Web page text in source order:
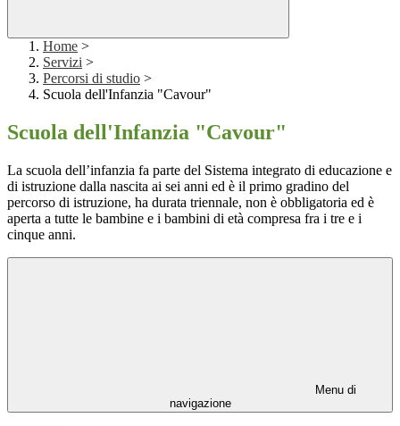
Home >
Servizi >
Percorsi di studio >
Scuola dell'Infanzia "Cavour"
Scuola dell'Infanzia "Cavour"
La scuola dell’infanzia fa parte del Sistema integrato di educazione e
di istruzione dalla nascita ai sei anni ed è il primo gradino del
percorso di istruzione, ha durata triennale, non è obbligatoria ed è
aperta a tutte le bambine e i bambini di età compresa fra i tre e i
cinque anni.
Menu di
navigazione